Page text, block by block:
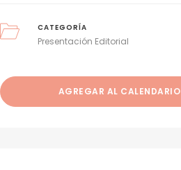
CATEGORÍA
Presentación Editorial
AGREGAR AL CALENDARIO